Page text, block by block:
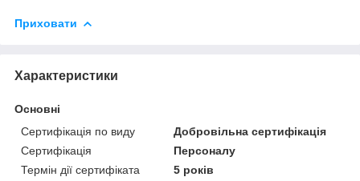
Приховати
Характеристики
Основні
Сертифікація по виду
Добровільна сертифікація
Сертифікація
Персоналу
Термін дії сертифіката
5 років